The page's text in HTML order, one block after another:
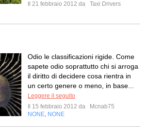
Il 21 febbraio 2012 da
Taxi Drivers
Odio le classificazioni rigide. Come
sapete odio soprattutto chi si arroga
il diritto di decidere cosa rientra in
un certo genere o meno, in base...
Leggere il seguito
Il 15 febbraio 2012 da
Mcnab75
NONE NONE